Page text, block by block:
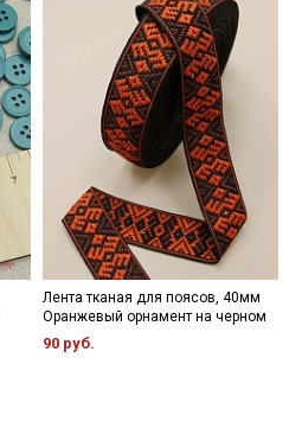
Лента тканая для поясов, 40мм
Оранжевый орнамент на черном
90 руб.